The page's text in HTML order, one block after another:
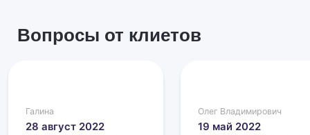
Вопросы от клиетов
Галина
28 август 2022
Олег Владимирович
19 май 2022